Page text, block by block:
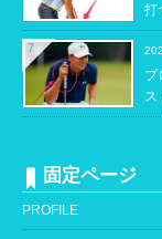
打
プ
ス
7
固定ページ
PROFILE